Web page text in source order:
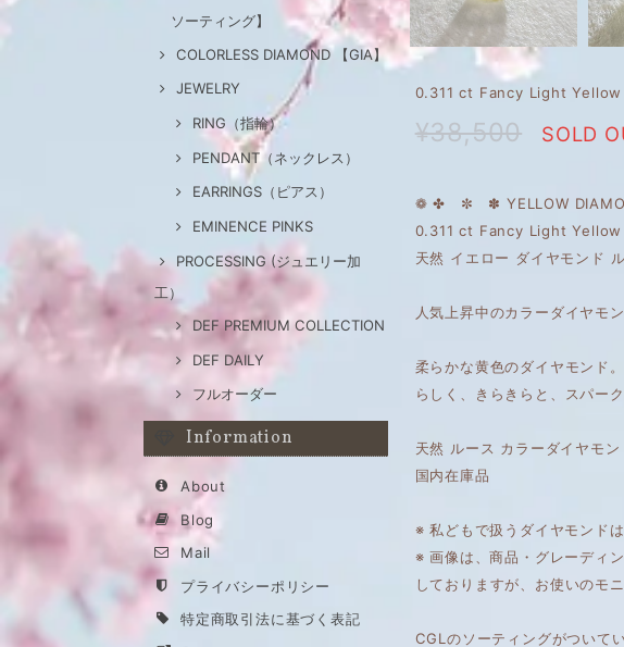
ソーティング】
COLORLESS DIAMOND 【GIA】
JEWELRY
RING（指輪）
PENDANT（ネックレス）
EARRINGS（ピアス）
EMINENCE PINKS
PROCESSING (ジュエリー加
工）
DEF PREMIUM COLLECTION
DEF DAILY
フルオーダー
Information
About
Blog
Mail
プライバシーポリシー
特定商取引法に基づく表記
0.311 ct Fancy Light Yellow
¥38,500 SOLD
❁ ✤ ✼ ✽ YELLOW
0.311 ct Fancy Light Yellow
天然 イエロー ダイヤモンド
人気上昇中のカラーダイヤモ
柔らかな黄色のダイヤモンド
らしく、きらきらと、スパー
天然 ルース カラーダイヤモン
国内在庫品
※ 私どもで扱うダイヤモンドは
※ 画像は、商品・グレーディ
しておりますが、お使いのモ
CGLのソーティングがついてい